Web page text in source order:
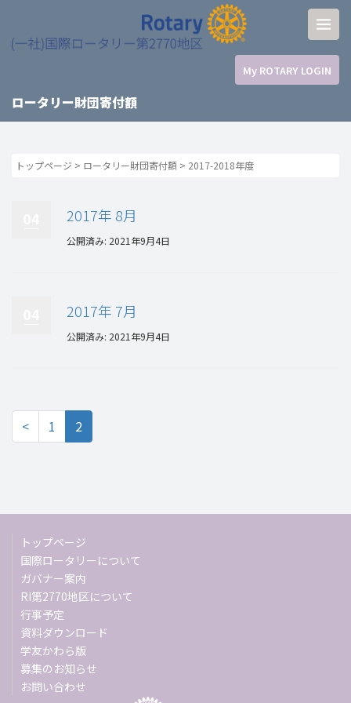
My ROTARY LOGIN
ロータリー財団寄付額
トップページ > ロータリー財団寄付額 > 2017-2018年度
2017年 8月
公開済み: 2021年9月4日
2017年 7月
公開済み: 2021年9月4日
< 1 2
トップページ
国際ロータリーについて
ガバナー案内
RI第2770地区について
行事予定
資料ダウンロード
学友かわら版
募集のお知らせ
お問い合わせ